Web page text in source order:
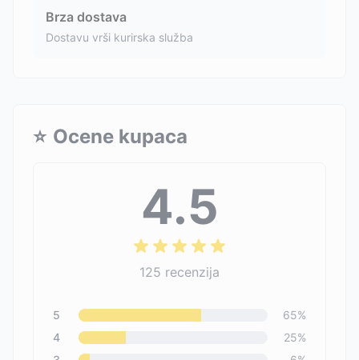
Brza dostava
Dostavu vrši kurirska služba
⭐ Ocene kupaca
4.5
125 recenzija
5 65%
4
25%